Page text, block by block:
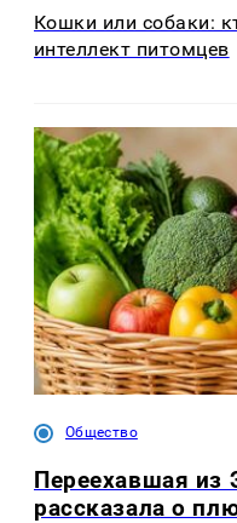
Кошки или собаки:
интеллект питомцев
Общество
Переехавшая из
рассказала о